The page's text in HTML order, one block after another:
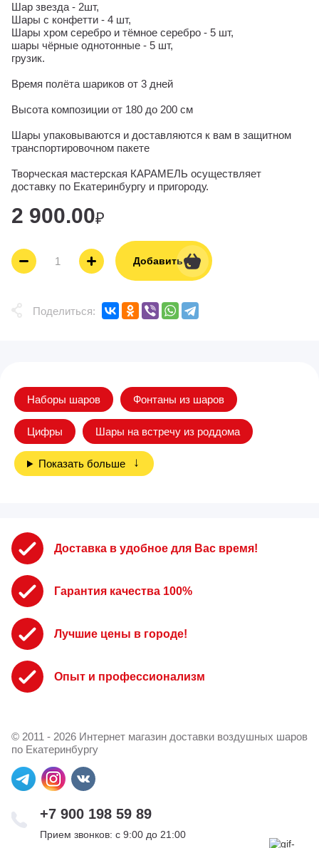
Шар звезда - 2шт,
Шары с конфетти - 4 шт,
Шары хром серебро и тёмное серебро - 5 шт,
шары чёрные однотонные - 5 шт,
грузик.
Время полёта шариков от 3 дней
Высота композиции от 180 до 200 см
Шары упаковываются и доставляются к вам в защитном
транспортировочном пакете
Творческая мастерская КАРАМЕЛЬ осуществляет
доставку по Екатеринбургу и пригороду.
2 900.00₽
Добавить
Поделиться:
Наборы шаров Фонтаны из шаров
Цифры Шары на встречу из роддома
Показать больше
Доставка в удобное для Вас время!
Гарантия качества 100%
Лучшие цены в городе!
Опыт и профессионализм
© 2011 - 2026 Интернет магазин доставки воздушных шаров
по Екатеринбургу
+7 900 198 59 89
Прием звонков: с 9:00 до 21:00